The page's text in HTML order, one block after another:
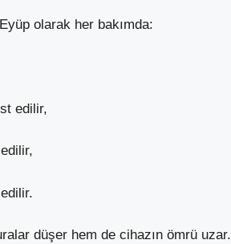
olarak her bakımda:
edilir,
düşer hem de cihazın ömrü uzar.